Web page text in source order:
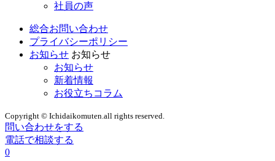
社員の声
総合お問い合わせ
プライバシーポリシー
お知らせ お知らせ
お知らせ
新着情報
お役立ちコラム
Copyright © Ichidaikomuten.all rights reserved.
問い合わせをする
電話で相談する
0